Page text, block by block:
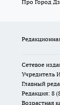
Про Город
Сетевое
Учредитель
Главный
Редакция: 8
Возрастная